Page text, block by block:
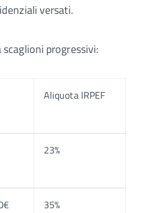
versati.
scaglioni progressivi:
Aliquota IRPEF
23%
35%